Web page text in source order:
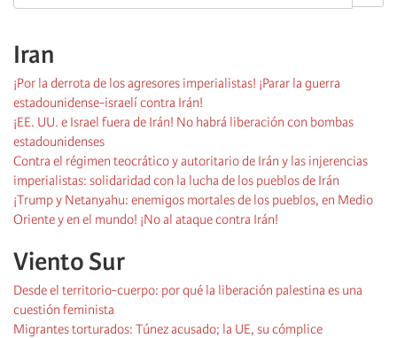
Iran
¡Por la derrota de los agresores imperialistas! ¡Parar la guerra
estadounidense-israelí contra Irán!
¡EE. UU. e Israel fuera de Irán! No habrá liberación con bombas
estadounidenses
Contra el régimen teocrático y autoritario de Irán y las injerencias
imperialistas: solidaridad con la lucha de los pueblos de Irán
¡Trump y Netanyahu: enemigos mortales de los pueblos, en Medio
Oriente y en el mundo! ¡No al ataque contra Irán!
Viento Sur
Desde el territorio-cuerpo: por qué la liberación palestina es una
cuestión feminista
Migrantes torturados: Túnez acusado; la UE, su cómplice